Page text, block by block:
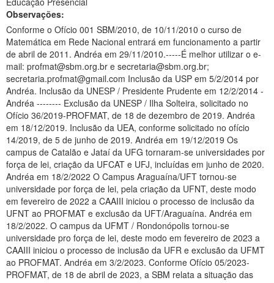
Secretaria-Geral
Gabinete de Segurança Institucional
Advocacia-Geral da União
Banco Central do Brasil
Observações:
Conforme o Ofício 001 SBM/2010, de 10/11/2010 o curso de
Matemática em Rede Nacional entrará em funcionamento a partir
de abril de 2011. Andréa em 29/11/2010.-----É melhor utilizar o e-
mail: profmat@sbm.org.br e secretaria@sbm.org.br;
secretaria.profmat@gmail.com Inclusão da USP em 5/2/2014 por
Andréa. Inclusão da UNESP / Presidente Prudente em 12/2/2014 -
Andréa -------- Exclusão da UNESP / Ilha Solteira, solicitado no
Ofício 36/2019-PROFMAT, de 18 de dezembro de 2019. Andréa
em 18/12/2019. Inclusão da UEA, conforme solicitado no ofício
14/2019, de 5 de junho de 2019. Andréa em 19/12/2019 Os
campus de Catalão e Jataí da UFG tornaram-se universidades por
força de lei, criação da UFCAT e UFJ, incluídas em junho de 2020.
Andréa em 18/2/2022 O Campus Araguaína/UFT tornou-se
universidade por força de lei, pela criação da UFNT, deste modo
em fevereiro de 2022 a CAAIII iniciou o processo de inclusão da
UFNT ao PROFMAT e exclusão da UFT/Araguaína. Andréa em
18/2/2022. O campus da UFMT / Rondonópolis tornou-se
universidade pro força de lei, deste modo em fevereiro de 2023 a
CAAIII iniciou o processo de inclusão da UFR e exclusão da UFMT
ao PROFMAT. Andréa em 3/2/2023. Conforme Ofício 05/2023-
PROFMAT, de 18 de abril de 2023, a SBM relata a situação das